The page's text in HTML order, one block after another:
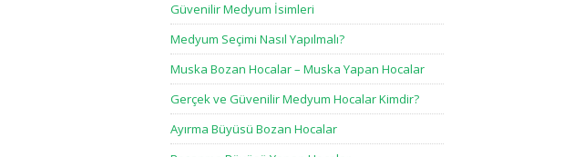
Güvenilir Medyum İsimleri
Medyum Seçimi Nasıl Yapılmalı?
Muska Bozan Hocalar – Muska Yapan Hocalar
Gerçek ve Güvenilir Medyum Hocalar Kimdir?
Ayırma Büyüsü Bozan Hocalar